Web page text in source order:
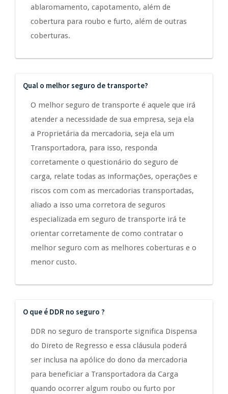
ablaromamento, capotamento, além de
cobertura para roubo e furto, além de outras
coberturas.
Qual o melhor seguro de transporte?
O melhor seguro de transporte é aquele que irá
atender a necessidade de sua empresa, seja ela
a Proprietária da mercadoria, seja ela um
Transportadora, para isso, responda
corretamente o questionário do seguro de
carga, relate todas as informações, operações e
riscos com com as mercadorias transportadas,
aliado a isso uma corretora de seguros
especializada em seguro de transporte irá te
orientar corretamente de como contratar o
melhor seguro com as melhores coberturas e o
menor custo.
O que é DDR no seguro ?
DDR no seguro de transporte significa Dispensa
do Direto de Regresso e essa cláusula poderá
ser inclusa na apólice do dono da mercadoria
para beneficiar a Transportadora da Carga
quando ocorrer algum roubo ou furto por